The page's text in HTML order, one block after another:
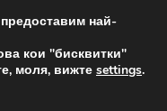
лв.
свят
най-
кои "бисквитки"
моля, вижте settings.